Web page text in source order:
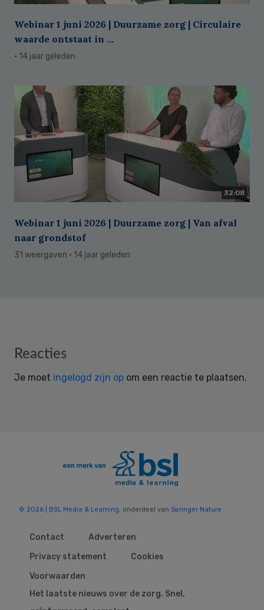
Webinar 1 juni 2026 | Duurzame zorg | Circulaire
waarde ontstaat in ...
· 14 jaar geleden
32:08
Webinar 1 juni 2026 | Duurzame zorg | Van afval
naar grondstof
31 weergaven · 14 jaar geleden
Reader
Reacties
Je moet ingelogd zijn op om een reactie te plaatsen.
© 2026 | BSL Media & Learning, onderdeel van Springer Nature
Contact
Adverteren
Privacy statement
Cookies
Voorwaarden
Het laatste nieuws over de zorg. Snel,